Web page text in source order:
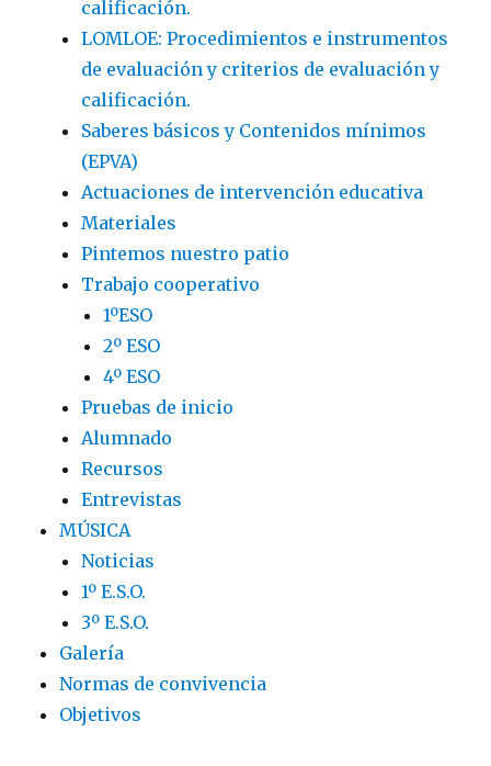
calificación.
LOMLOE: Procedimientos e instrumentos
de evaluación y criterios de evaluación y
calificación.
Saberes básicos y Contenidos mínimos
(EPVA)
Actuaciones de intervención educativa
Materiales
Pintemos nuestro patio
Trabajo cooperativo
1ºESO
2º ESO
4º ESO
Pruebas de inicio
Alumnado
Recursos
Entrevistas
MÚSICA
Noticias
1º E.S.O.
3º E.S.O.
Galería
Normas de convivencia
Objetivos